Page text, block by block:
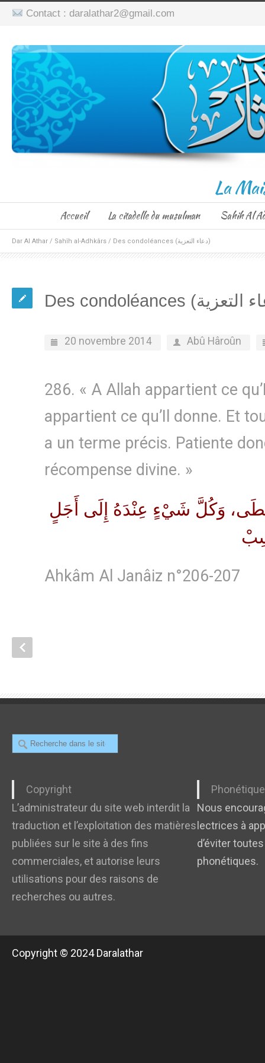
Contact : daralathar2@gmail.com
La
Accueil La citadelle du musulman Sahih Al
Dar Al Athar / Sahîh al-Adhkârs / Des condoléances (دعاء التعزية)
20 novembre 2014 Abû Hâroûn
286. « A Allah appartient ce
appartient ce qu’Il donne. Et
a un terme précis. Patiente
récompense divine. »
وَكُلَّ شَيْءٍ عِنْدَهُ إِلَى أَجَلٍ
Ahkâm Al Janâiz n°206-207
Recherche
Copyright
L’administrateur du site web interdit la
traduction et l’exploitation des matières
publiées sur le site à des fins
commerciales, et autorise leurs
utilisations pour des raisons de
recherches ou autres.
Phonétique
Nous
lectrices à
d’éviter
phonétiques.
Copyright © 2024 Daralathar